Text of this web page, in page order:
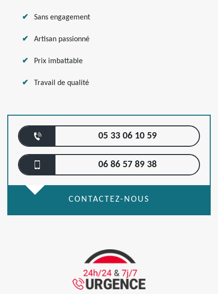
Sans engagement
Artisan passionné
Prix imbattable
Travail de qualité
05 33 06 10 59
06 86 57 89 38
CONTACTEZ-NOUS